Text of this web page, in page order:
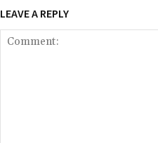
LEAVE A REPLY